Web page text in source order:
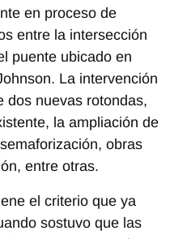
en proceso de
entre la intersección
puente ubicado en
La intervención
dos nuevas rotondas,
la ampliación de
obras
entre otras.
el criterio que ya
sostuvo que las